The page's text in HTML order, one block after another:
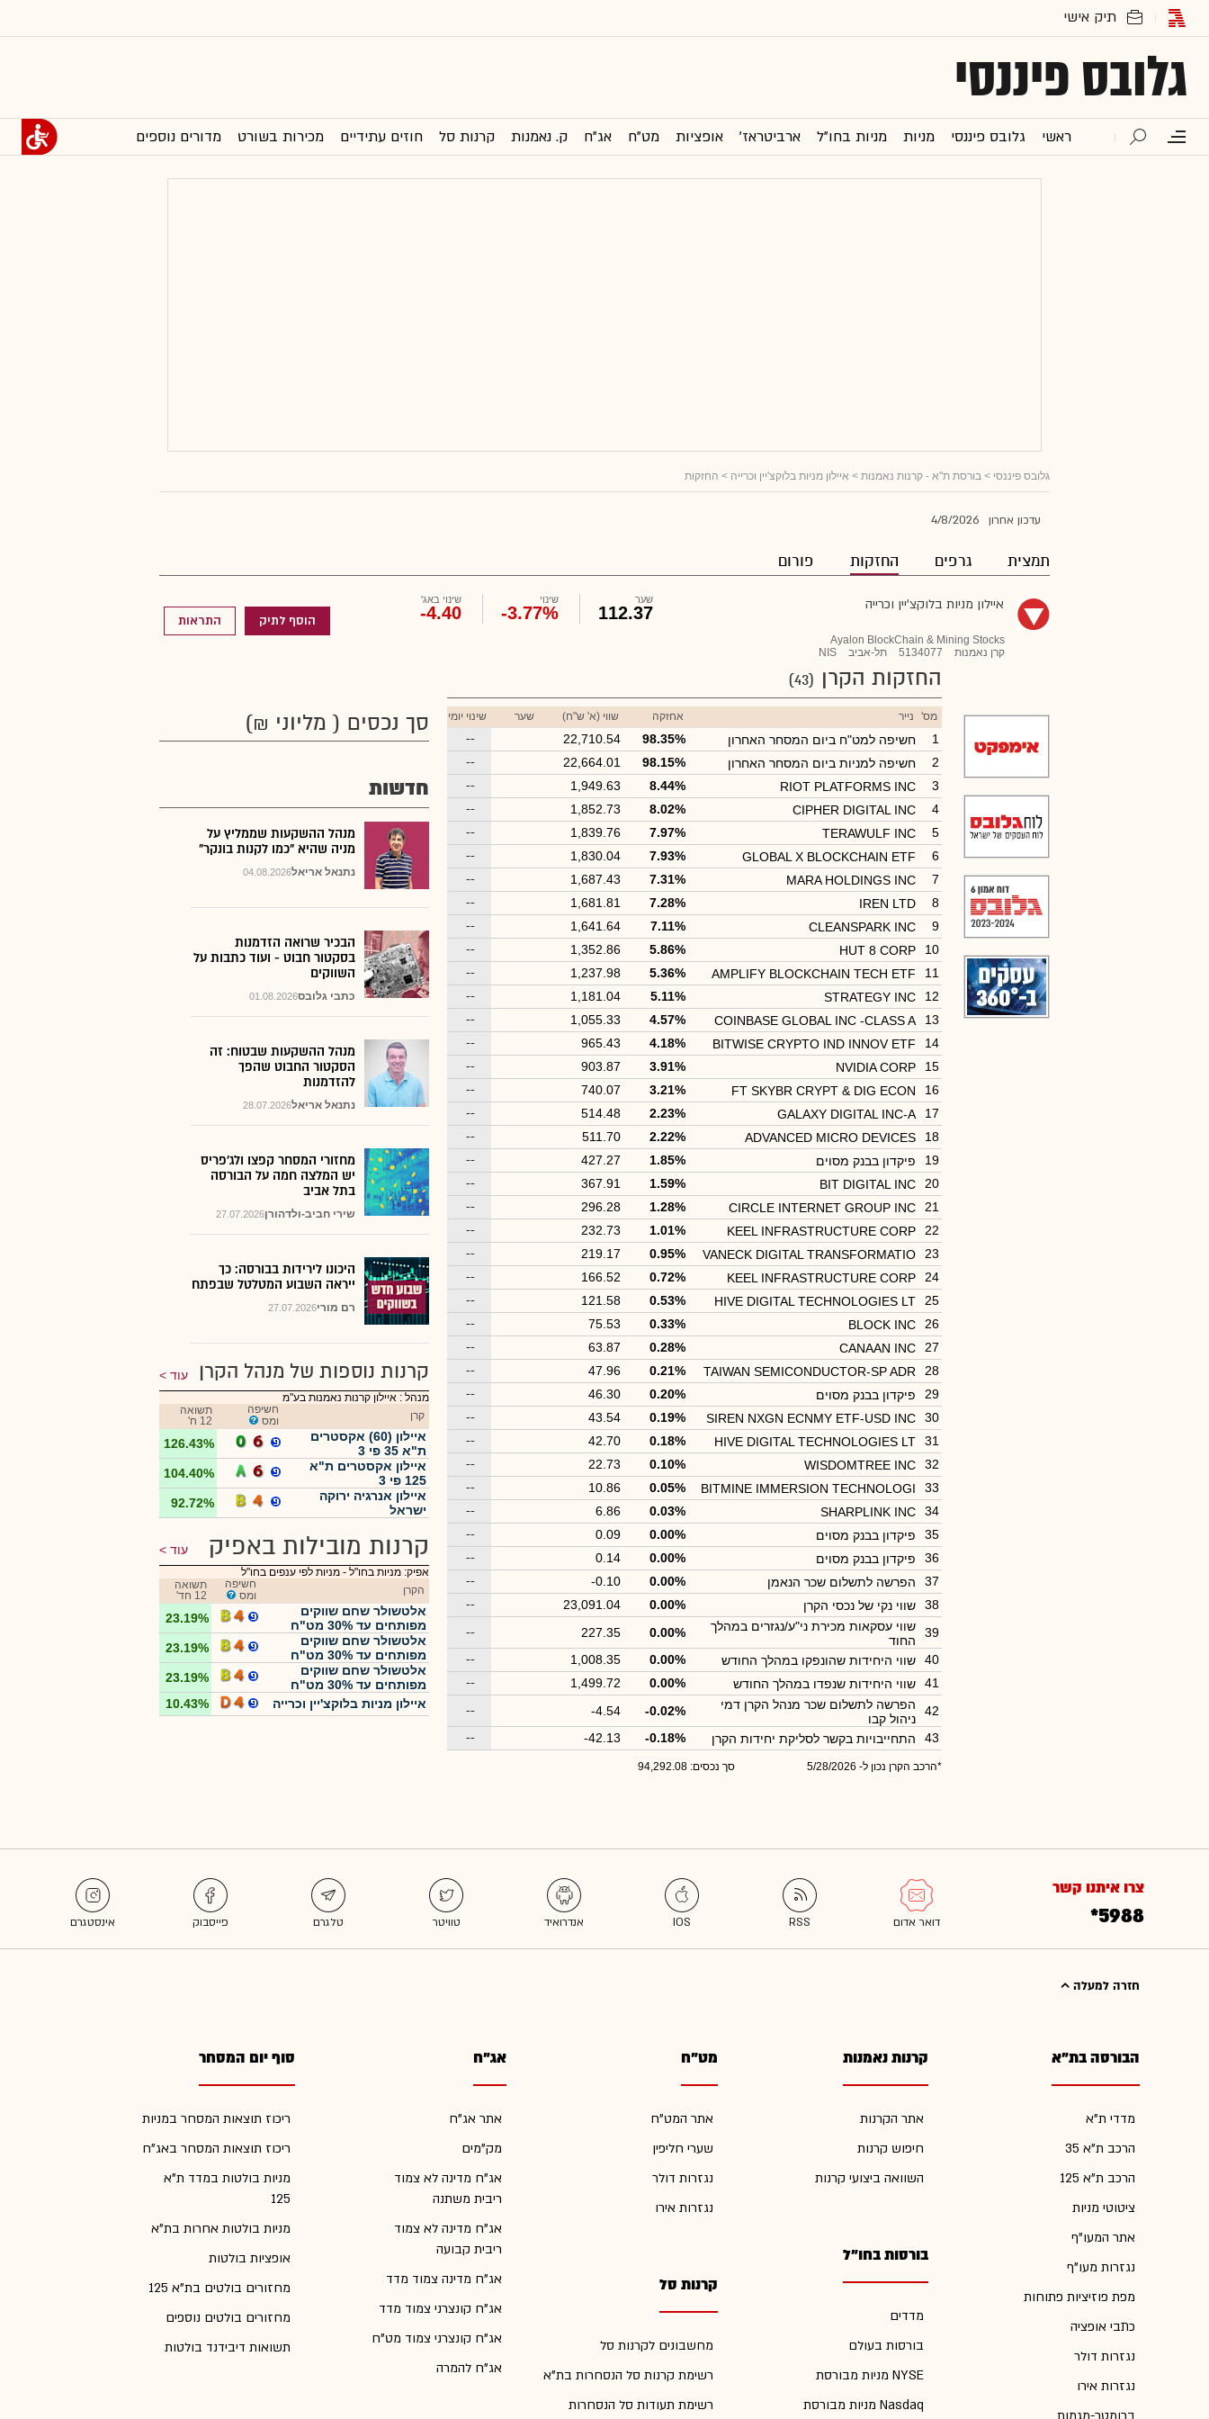
גלובס פיננסי
ראשי גלובס פיננסי מניות מניות בחו"ל ארביטראז' אופציות מט"ח אג"ח ק. נאמנות קרנות סל חוזים עתידיים מכירות בשורט מדורים נוספים
גלובס פיננסי > בורסת ת"א - קרנות נאמנות > איילון מניות בלוקצ'יין וכרייה > החזקות
עדכון אחרון 4/8/2026
תמצית גרפים החזקות פורום
איילון מניות בלוקצ'יין וכרייה
Ayalon BlockChain & Mining Stocks
קרן נאמנות
5134077 תל-אביב NIS
שער
112.37
שינוי
-3.77%
שינוי באג'
-4.40 הוסף לתיק התראות
החזקות הקרן (43)
מס' נייר אחזקה שווי (א' ש"ח) שער שינוי יומי
1 חשיפה למט"ח ביום המסחר האחרון 98.35%
22,710.54
--
2
חשיפה למניות ביום המסחר האחרון 98.15%
22,664.01
--
3
RIOT PLATFORMS INC
8.44%
1,949.63
--
4
CIPHER DIGITAL INC
8.02%
1,852.73
--
5
TERAWULF INC
7.97%
1,839.76
--
6
GLOBAL X BLOCKCHAIN ETF
7.93%
1,830.04
--
7
MARA HOLDINGS INC
7.31%
1,687.43
--
8
IREN LTD
7.28%
1,681.81
--
9
CLEANSPARK INC
7.11%
1,641.64
--
10
HUT 8 CORP
5.86%
1,352.86
--
11
AMPLIFY BLOCKCHAIN TECH ETF
5.36%
1,237.98
--
12
STRATEGY INC
5.11%
1,181.04
--
13
COINBASE GLOBAL INC -CLASS A
4.57%
1,055.33
--
14
BITWISE CRYPTO IND INNOV ETF
4.18%
965.43
--
15
NVIDIA CORP
3.91%
903.87
--
16
FT SKYBR CRYPT & DIG ECON
3.21%
740.07
--
17
GALAXY DIGITAL INC-A
2.23%
514.48
--
18
ADVANCED MICRO DEVICES
2.22%
511.70
--
19
פיקדון בבנק מסוים 1.85%
427.27
--
20
BIT DIGITAL INC
1.59%
367.91
--
21
CIRCLE INTERNET GROUP INC
1.28%
296.28
--
22
KEEL INFRASTRUCTURE CORP
1.01%
232.73
--
23
VANECK DIGITAL TRANSFORMATIO
0.95%
219.17
--
24
KEEL INFRASTRUCTURE CORP
0.72%
166.52
--
25
HIVE DIGITAL TECHNOLOGIES LT
0.53%
121.58
--
26
BLOCK INC
0.33%
75.53
--
27
CANAAN INC
0.28%
63.87
--
28
TAIWAN SEMICONDUCTOR-SP ADR
0.21%
47.96
--
29
פיקדון בבנק מסוים 0.20%
46.30
--
30
SIREN NXGN ECNMY ETF-USD INC
0.19%
43.54
--
31
HIVE DIGITAL TECHNOLOGIES LT
0.18%
42.70
--
32
WISDOMTREE INC
0.10%
22.73
--
33
BITMINE IMMERSION TECHNOLOGI
0.05%
10.86
--
34
SHARPLINK INC
0.03%
6.86
--
35
פיקדון בבנק מסוים 0.00%
0.09
--
36
פיקדון בבנק מסוים 0.00%
0.14
--
37
הפרשה לתשלום שכר הנאמן 0.00%
-0.10
--
38
שווי נקי של נכסי הקרן 0.00%
23,091.04
--
39
שווי עסקאות מכירת ני"ע/נגזרים במהלך
החוד
0.00%
227.35
--
40
שווי היחידות שהונפקו במהלך החודש 0.00%
1,008.35
--
41
שווי היחידות שנפדו במהלך החודש 0.00%
1,499.72
--
42
הפרשה לתשלום שכר מנהל הקרן דמי
ניהול קבו
-0.02%
-4.54
--
43
התחייבויות בקשר לסליקת יחידות הקרן -0.18%
-42.13
--
*הרכב הקרן נכון ל- 5/28/2026 סך נכסים: 94,292.08
סך נכסים ( מליוני ₪)
חדשות
מנהל ההשקעות שממליץ על
מניה שהיא "כמו לקנות בונקר"
04.08.2026נתנאל אריאל
הבכיר שרואה הזדמנות
בסקטור חבוט - ועוד כתבות על
השווקים
01.08.2026כתבי גלובס
מנהל ההשקעות שבטוח: זה
הסקטור החבוט שהפך
להזדמנות
28.07.2026נתנאל אריאל
מחזורי המסחר קפצו ולג'פריס
יש המלצה חמה על הבורסה
בתל אביב
27.07.2026שירי חביב-ולדהורן
היכונו לירידות בבורסה: כך
ייראה השבוע המטלטל שבפתח
27.07.2026רם מורי
קרנות נוספות של מנהל הקרן עוד
מנהל : איילון קרנות נאמנות בע"מ
קרן
חשיפה
ומס
תשואה
12 ח'
איילון (60) אקסטרים
ת"א 35 פי 3
126.43%
איילון אקסטרים ת"א
125 פי 3
104.40%
איילון אנרגיה ירוקה
ישראל
92.72%
קרנות מובילות באפיק עוד
אפיק: מניות בחו"ל - מניות לפי ענפים בחו"ל
הקרן
חשיפה
ומס
תשואה
12 חד'
אלטשולר שחם שווקים
מפותחים עד 30% מט"ח
23.19%
אלטשולר שחם שווקים
מפותחים עד 30% מט"ח
23.19%
אלטשולר שחם שווקים
מפותחים עד 30% מט"ח
23.19%
איילון מניות בלוקצ'יין וכרייה
10.43%
צרו איתנו קשר
*5988
חזרה למעלה
הבורסה בת"א
מדדי ת"א
הרכב ת"א 35
הרכב ת"א 125
ציטוטי מניות
אתר המעו"ף
נגזרות מעו"ף
מפת פוזיציות פתוחות
כתבי אופציה
נגזרות דולר
נגזרות אירו
קרנות נאמנות
אתר הקרנות
חיפוש קרנות
השוואה ביצועי קרנות
בורסות בחו"ל
מדדים
בורסות בעולם
מניות מבורסת NYSE
מניות מבורסת Nasdaq
מט"ח
אתר המט"ח
שערי חליפין
נגזרות דולר
נגזרות אירו
קרנות סל
מחשבונים לקרנות סל
רשימת קרנות סל הנסחרות בת"א
רשימת תעודות סל הנסחרות
אג"ח
אתר אג"ח
מק"מים
אג"ח מדינה לא צמוד
ריבית משתנה
אג"ח מדינה לא צמוד
ריבית קבועה
אג"ח מדינה צמוד מדד
אג"ח קונצרני צמוד מדד
אג"ח קונצרני צמוד מט"ח
אג"ח להמרה
סוף יום המסחר
ריכוז תוצאות המסחר במניות
ריכוז תוצאות המסחר באג"ח
מניות בולטות במדד ת"א
125
מניות בולטות אחרות בת"א
אופציות בולטות
מחזורים בולטים בת"א 125
מחזורים בולטים נוספים
תשואות דיבידנד בולטות